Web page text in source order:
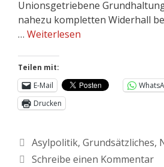
Unionsgetriebene
nahezu kompletten Widerhall
… Weiterlesen
Teilen mit:
E-Mail
Drucken
Asylpolitik, Grundsätzliches,
Schreibe einen Kommentar